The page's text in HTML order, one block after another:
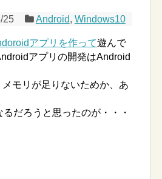
25 Android, Windows10
アプリを作って遊んで
アプリの開発はAndroid
モリが足りないためか、あ
だろうと思ったのが・・・